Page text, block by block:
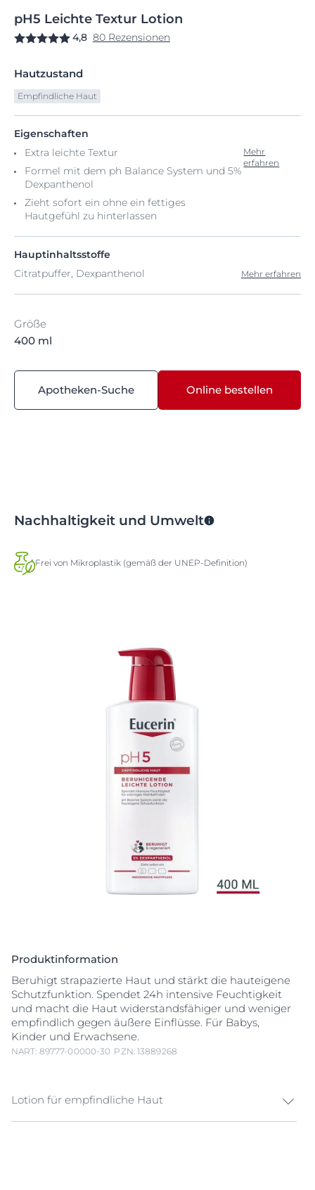
pH5 Leichte Textur Lotion
4,8 80 Rezensionen
Hautzustand
Empfindliche Haut
Eigenschaften
Extra leichte Textur
Formel mit dem ph Balance System und 5%
Dexpanthenol
Zieht sofort ein ohne ein fettiges
Hautgefühl zu hinterlassen
Mehr
erfahren
Hauptinhaltsstoffe
Citratpuffer, Dexpanthenol
Mehr erfahren
Größe
400 ml
Apotheken-Suche Online bestellen
Nachhaltigkeit und Umwelt
Frei von Mikroplastik (gemäß der UNEP-Definition)
Produktinformation
Beruhigt strapazierte Haut und stärkt die hauteigene
Schutzfunktion. Spendet 24h intensive Feuchtigkeit
und macht die Haut widerstandsfähiger und weniger
empfindlich gegen äußere Einflüsse. Für Babys,
Kinder und Erwachsene.
NART: 89777-00000-30 PZN: 13889268
Lotion für empfindliche Haut